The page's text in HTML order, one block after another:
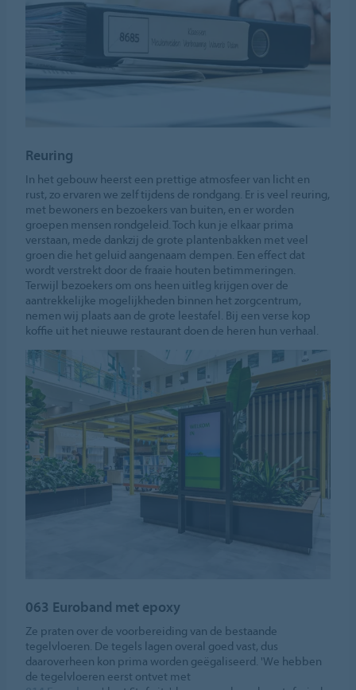
Reuring
In het gebouw heerst een prettige atmosfeer van licht en
rust, zo ervaren we zelf tijdens de rondgang. Er is veel reuring,
met bewoners en bezoekers van buiten, en er worden
groepen mensen rondgeleid. Toch kun je elkaar prima
verstaan, mede dankzij de grote plantenbakken met veel
groen die het geluid aangenaam dempen. Een effect dat
wordt verstrekt door de fraaie houten betimmeringen.
Terwijl bezoekers om ons heen uitleg krijgen over de
aantrekkelijke mogelijkheden binnen het zorgcentrum,
nemen wij plaats aan de grote leestafel. Bij een verse kop
koffie uit het nieuwe restaurant doen de heren hun verhaal.
063 Euroband met epoxy
Ze praten over de voorbereiding van de bestaande
tegelvloeren. De tegels lagen overal goed vast, dus
daaroverheen kon prima worden geëgaliseerd. 'We hebben
de tegelvloeren eerst ontvet met